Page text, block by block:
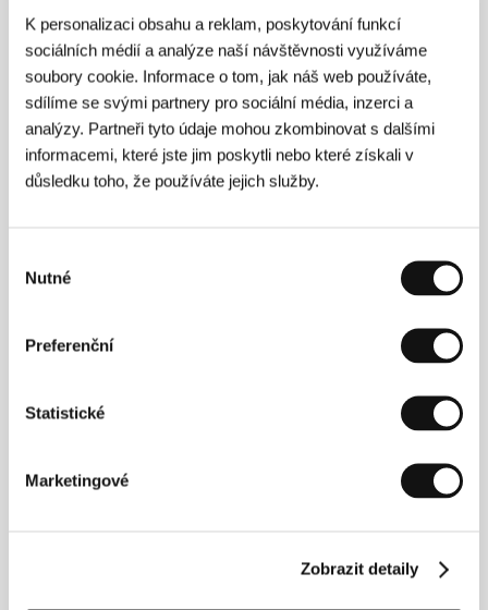
K personalizaci obsahu a reklam, poskytování funkcí
sociálních médií a analýze naší návštěvnosti využíváme
soubory cookie. Informace o tom, jak náš web používáte,
sdílíme se svými partnery pro sociální média, inzerci a
analýzy. Partneři tyto údaje mohou zkombinovat s dalšími
informacemi, které jste jim poskytli nebo které získali v
důsledku toho, že používáte jejich služby.
souhlasu
Nutné
Preferenční
Statistické
Marketingové
Zobrazit detaily
Sedmý kruh
(A hetedik kör)
Režie: Árpád Sopsits / Maďarsko, 2009, 107 min
Šamanka
(Baksy)
Režie: Guka Omarova / Kazachstán, Rusko, Francie,
Tlumená světla
(Artimos šviesos)